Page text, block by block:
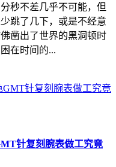
秒不差几乎不可能，但
跳了几下，或是不经意
凿出了世界的黑洞顿时
在时间的...
针复刻腕表做工究竟